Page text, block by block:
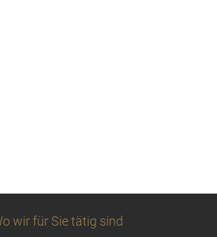
wir für Sie tätig sind